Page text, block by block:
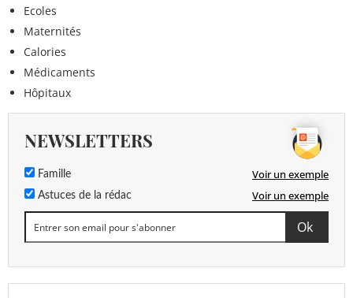
Ecoles
Maternités
Calories
Médicaments
Hôpitaux
NEWSLETTERS
Famille Voir un exemple
Astuces de la rédac Voir un exemple